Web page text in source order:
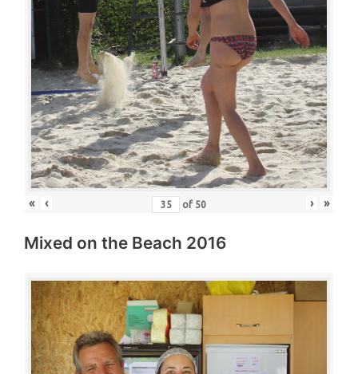
« ‹ of 50 › »
Mixed on the Beach 2016